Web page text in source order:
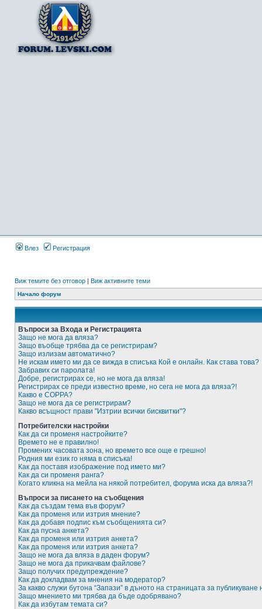
Влез Регистрация
Виж темите без отговор | Виж активните теми
Начало форум
Въпроси за Входа и Регистрацията
Защо не мога да вляза?
Защо въобще трябва да се регистрирам?
Защо излизам автоматично?
Не искам името ми да се вижда в списъка Кой е онлайн. Как става това?
Забравих си паролата!
Добре, регистрирах се, но не мога да вляза!
Регистрирах се преди известно време, но сега не мога да вляза?!
Какво е COPPA?
Защо не мога да се регистрирам?
Какво всъщност прави "Изтрии всички бисквитки"?
Потребителски настройки
Как да си променя настройките?
Времето не е правилно!
Промених часовата зона, но времето все още е грешно!
Родния ми език го няма в списъка!
Как да поставя изображение под името ми?
Как да си променя ранга?
Когато кликна на мейла на някой потребител, форума иска да вляза?!
Въпроси за писането на съобщения
Как да създам тема във форум?
Как да променя или изтрия мнение?
Как да добавя подпис към съобщенията си?
Как да пусна анкета?
Как да променя или изтрия анкета?
Как да променя или изтрия анкета?
Защо не мога да вляза в даден форум?
Защо не мога да прикачвам файлове?
Защо получих предупреждение?
Как да докладвам за мнения на модератор?
За какво служи бутона “Запази” в дъното на страницата за
Защо мнението ми трябва да бъде одобрявано?
Как да избутам темата си?